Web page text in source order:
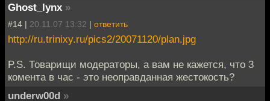
Ghost_lynx »
#14 | 20.11.07 13:32 | ответить
http://ru.trinixy.ru/pics2/20071120/plan.jpg
P.S. Товарищи модераторы, а вам не кажется, что 3
комента в час - это неоправданная жестокость?
underw00d »